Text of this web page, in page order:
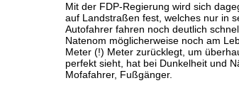
Mit der FDP-Regierung wird sich
auf Landstraßen fest, welches nur in
Autofahrer fahren noch deutlich
Natenom möglicherweise noch am
Meter (!) Meter zurücklegt, um
perfekt sieht, hat bei Dunkelheit und
Mofafahrer, Fußgänger.